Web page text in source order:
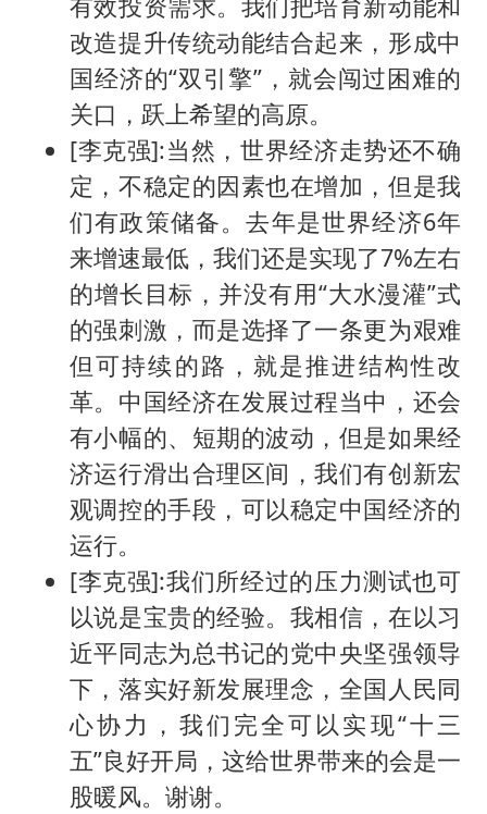
改造提升传统动能结合起来，形成中
国经济的“双引擎”，就会闯过困难的
关口，跃上希望的高原。
[李克强]:当然，世界经济走势还不确
定，不稳定的因素也在增加，但是我
们有政策储备。去年是世界经济6年
来增速最低，我们还是实现了7%左右
的增长目标，并没有用“大水漫灌”式
的强刺激，而是选择了一条更为艰难
但可持续的路，就是推进结构性改
革。中国经济在发展过程当中，还会
有小幅的、短期的波动，但是如果经
济运行滑出合理区间，我们有创新宏
观调控的手段，可以稳定中国经济的
运行。
[李克强]:我们所经过的压力测试也可
以说是宝贵的经验。我相信，在以习
近平同志为总书记的党中央坚强领导
下，落实好新发展理念，全国人民同
心协力，我们完全可以实现“十三
五”良好开局，这给世界带来的会是一
股暖风。谢谢。